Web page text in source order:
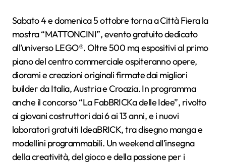
Sabato 4 e domenica 5 ottobre torna a Città Fiera la
mostra “MATTONCINI”, evento gratuito dedicato
all’universo LEGO®. Oltre 500 mq espositivi al primo
piano del centro commerciale ospiteranno opere,
diorami e creazioni originali firmate dai migliori
builder da Italia, Austria e Croazia. In programma
anche il concorso “La FabBRICKa delle Idee”, rivolto
ai giovani costruttori dai 6 ai 13 anni, e i nuovi
laboratori gratuiti IdeaBRICK, tra disegno manga e
modellini programmabili. Un weekend all’insegna
della creatività, del gioco e della passione per i